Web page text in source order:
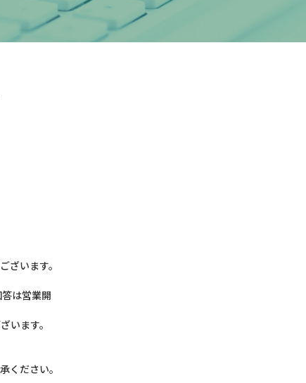
ざいます。
は営業開
います。
ください。